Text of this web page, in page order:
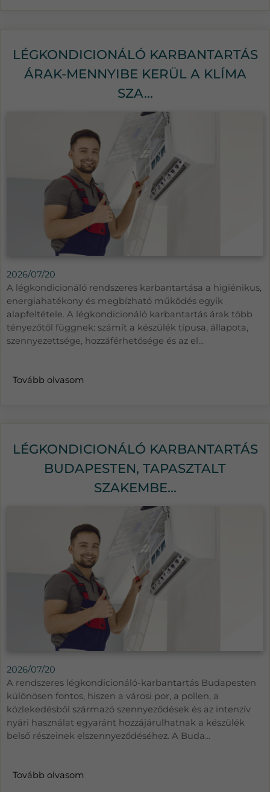
LÉGKONDICIONÁLÓ KARBANTARTÁS
ÁRAK-MENNYIBE KERÜL A KLÍMA
SZA...
2026/07/20
A légkondicionáló rendszeres karbantartása a higiénikus,
energiahatékony és megbízható működés egyik
alapfeltétele. A légkondicionáló karbantartás árak több
tényezőtől függnek: számít a készülék típusa, állapota,
szennyezettsége, hozzáférhetősége és az el...
Tovább olvasom
LÉGKONDICIONÁLÓ KARBANTARTÁS
BUDAPESTEN, TAPASZTALT
SZAKEMBE...
2026/07/20
A rendszeres légkondicionáló-karbantartás Budapesten
különösen fontos, hiszen a városi por, a pollen, a
közlekedésből származó szennyeződések és az intenzív
nyári használat egyaránt hozzájárulhatnak a készülék
belső részeinek elszennyeződéséhez. A Buda...
Tovább olvasom